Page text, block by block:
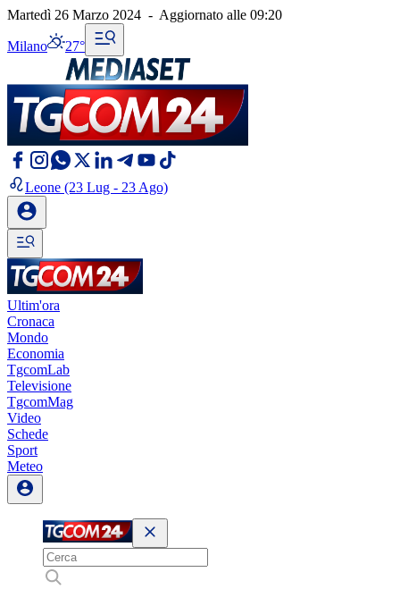
Martedì 26 Marzo 2024 - Aggiornato alle 09:20
Milano 27°
Leone (23 Lug - 23 Ago)
Ultim'ora
Cronaca
Mondo
Economia
TgcomLab
Televisione
TgcomMag
Video
Schede
Sport
Meteo